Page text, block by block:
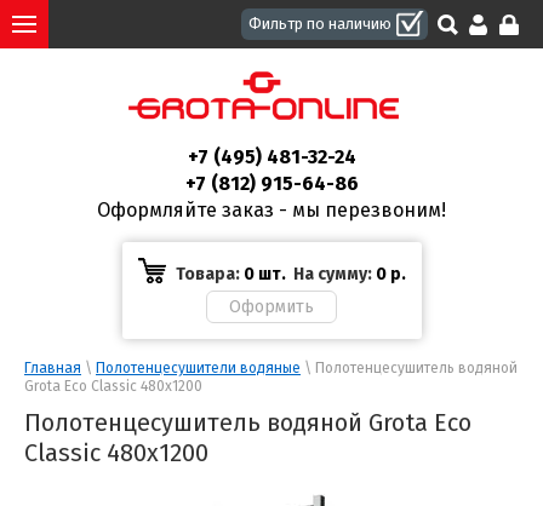
+7 (495) 481-32-24
+7 (812) 915-64-86
Оформляйте заказ - мы перезвоним!
Товара: 0 шт. На сумму: 0 р.
Главная \ Полотенцесушители водяные \ Полотенцесушитель водяной
Grota Eco Classic 480x1200
Полотенцесушитель водяной Grota Eco
Classic 480x1200